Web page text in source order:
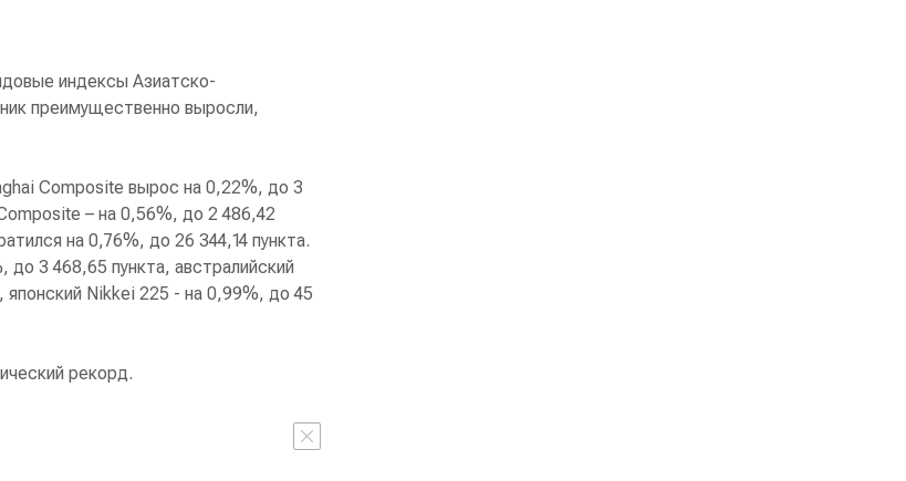
индексы Азиатско-
преимущественно выросли,
Composite вырос на 0,22%, до 3
– на 0,56%, до 2 486,42
на 0,76%, до 26 344,14 пункта.
3 468,65 пункта, австралийский
японский Nikkei 225 - на 0,99%, до 45
рекорд.